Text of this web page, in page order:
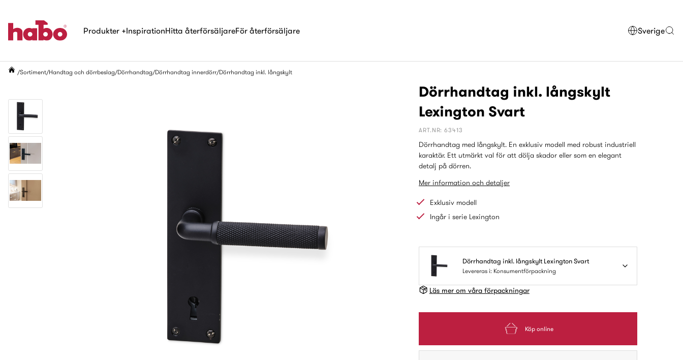
Produkter +InspirationHitta återförsäljareFör återförsäljare Sverige
Sortiment Handtag och dörrbeslag Dörrhandtag Dörrhandtag innerdörr Dörrhandtag inkl. långskylt
Dörrhandtag inkl. långskylt
Lexington Svart
ART.NR: 63413
Dörrhandtag med långskylt. En exklusiv modell med robust industriell
karaktär. Ett utmärkt val för att dölja skador eller som en elegant
detalj på dörren.
Mer information och detaljer
Exklusiv modell
Ingår i serie Lexington
Dörrhandtag inkl. långskylt Lexington Svart
Levereras i: Konsumentförpackning
Läs mer om våra förpackningar
Köp online